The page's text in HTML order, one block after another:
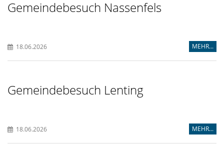
Gemeindebesuch Nassenfels
18.06.2026 MEHR...
Gemeindebesuch Lenting
18.06.2026 MEHR...